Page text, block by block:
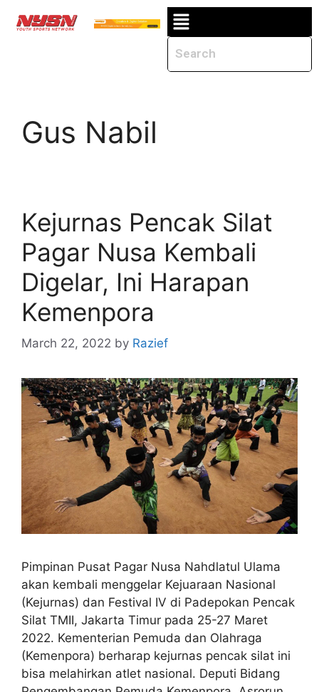
Gus Nabil
Kejurnas Pencak Silat
Pagar Nusa Kembali
Digelar, Ini Harapan
Kemenpora
March 22, 2022 by Razief
Pimpinan Pusat Pagar Nusa Nahdlatul Ulama
akan kembali menggelar Kejuaraan Nasional
(Kejurnas) dan Festival IV di Padepokan Pencak
Silat TMII, Jakarta Timur pada 25-27 Maret
2022. Kementerian Pemuda dan Olahraga
(Kemenpora) berharap kejurnas pencak silat ini
bisa melahirkan atlet nasional. Deputi Bidang